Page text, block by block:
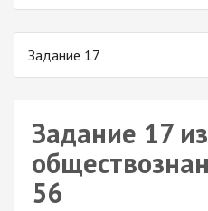
Задание 17
Задание 17
56